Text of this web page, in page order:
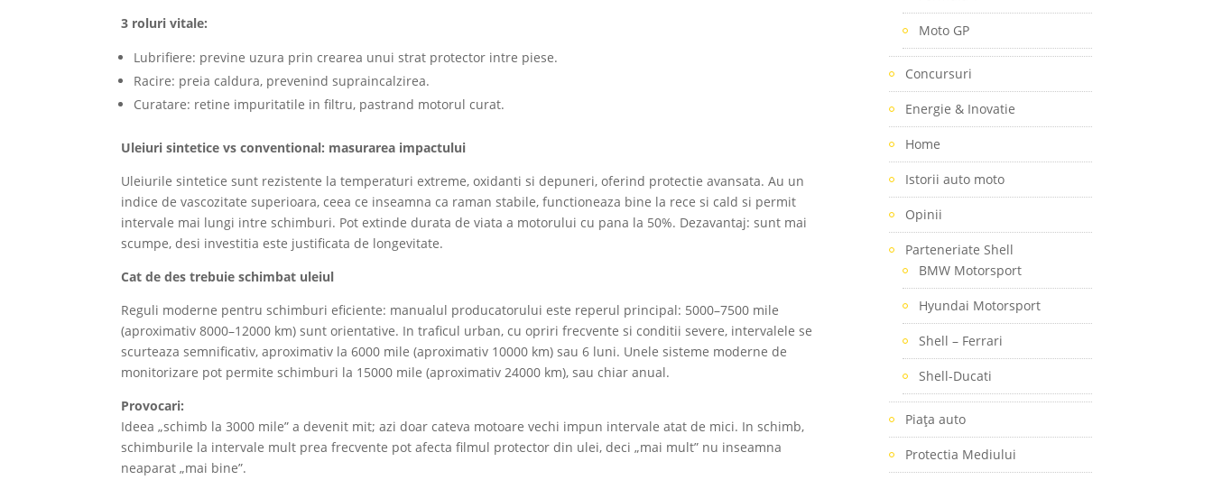
3 roluri vitale:
Lubrifiere: previne uzura prin crearea unui strat protector intre piese.
Racire: preia caldura, prevenind supraincalzirea.
Curatare: retine impuritatile in filtru, pastrand motorul curat.
Uleiuri sintetice vs conventional: masurarea impactului
Uleiurile sintetice sunt rezistente la temperaturi extreme, oxidanti si depuneri, oferind protectie avansata. Au un
indice de vascozitate superioara, ceea ce inseamna ca raman stabile, functioneaza bine la rece si cald si permit
intervale mai lungi intre schimburi. Pot extinde durata de viata a motorului cu pana la 50%. Dezavantaj: sunt mai
scumpe, desi investitia este justificata de longevitate.
Cat de des trebuie schimbat uleiul
Reguli moderne pentru schimburi eficiente: manualul producatorului este reperul principal: 5000–7500 mile
(aproximativ 8000–12000 km) sunt orientative. In traficul urban, cu opriri frecvente si conditii severe, intervalele se
scurteaza semnificativ, aproximativ la 6000 mile (aproximativ 10000 km) sau 6 luni. Unele sisteme moderne de
monitorizare pot permite schimburi la 15000 mile (aproximativ 24000 km), sau chiar anual.
Provocari:
Ideea „schimb la 3000 mile” a devenit mit; azi doar cateva motoare vechi impun intervale atat de mici. In schimb,
schimburile la intervale mult prea frecvente pot afecta filmul protector din ulei, deci „mai mult” nu inseamna
neaparat „mai bine”.
Moto GP
Concursuri
Energie & Inovatie
Home
Istorii auto moto
Opinii
Parteneriate Shell
BMW Motorsport
Hyundai Motorsport
Shell – Ferrari
Shell-Ducati
Piaţa auto
Protectia Mediului